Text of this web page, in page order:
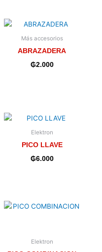
Más accesorios
ABRAZADERA
₲2.000
Elektron
PICO LLAVE
₲6.000
Elektron